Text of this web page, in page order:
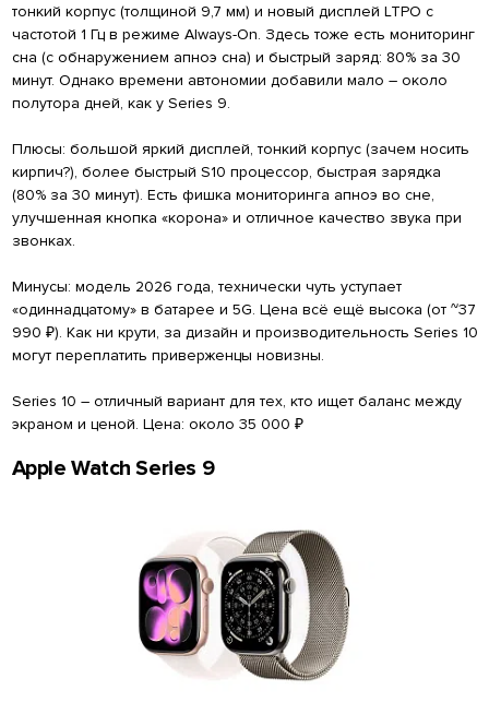
тонкий корпус (толщиной 9,7 мм) и новый дисплей LTPO с
частотой 1 Гц в режиме Always-On. Здесь тоже есть мониторинг
сна (с обнаружением апноэ сна) и быстрый заряд: 80% за 30
минут. Однако времени автономии добавили мало – около
полутора дней, как у Series 9.
Плюсы: большой яркий дисплей, тонкий корпус (зачем носить
кирпич?), более быстрый S10 процессор, быстрая зарядка
(80% за 30 минут). Есть фишка мониторинга апноэ во сне,
улучшенная кнопка «корона» и отличное качество звука при
звонках.
Минусы: модель 2026 года, технически чуть уступает
«одиннадцатому» в батарее и 5G. Цена всё ещё высока (от ~37
990 ₽). Как ни крути, за дизайн и производительность Series 10
могут переплатить приверженцы новизны.
Series 10 – отличный вариант для тех, кто ищет баланс между
экраном и ценой. Цена: около 35 000 ₽
Apple Watch Series 9